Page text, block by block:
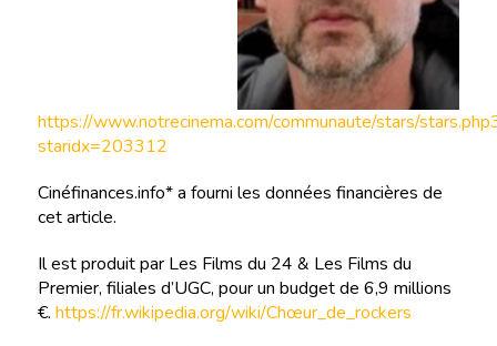
https://www.notrecinema.com/communaute/stars/
staridx=203312
Cinéfinances.info* a fourni les données financières de
cet article.
Il est produit par Les Films du 24 & Les Films du
Premier, filiales d’UGC, pour un budget de 6,9 millions
€. https://fr.wikipedia.org/wiki/Chœur_de_rockers